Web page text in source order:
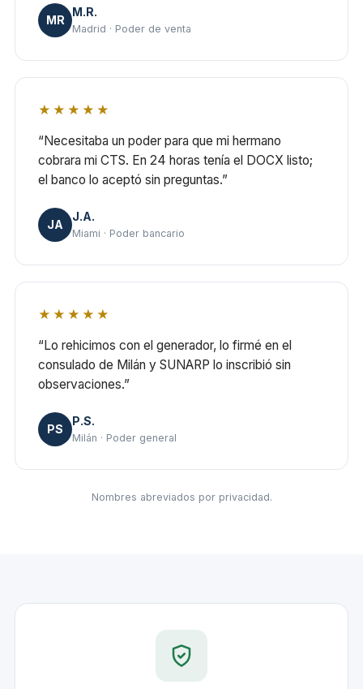
MR
M.R.
Madrid · Poder de venta
★★★★★
“Necesitaba un poder para que mi hermano
cobrara mi CTS. En 24 horas tenía el DOCX listo;
el banco lo aceptó sin preguntas.”
JA
J.A.
Miami · Poder bancario
★★★★★
“Lo rehicimos con el generador, lo firmé en el
consulado de Milán y SUNARP lo inscribió sin
observaciones.”
PS
P.S.
Milán · Poder general
Nombres abreviados por privacidad.